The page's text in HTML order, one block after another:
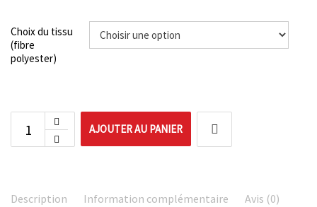
Choix du tissu
(fibre
polyester)
AJOUTER AU PANIER
Description Information complémentaire Avis (0)